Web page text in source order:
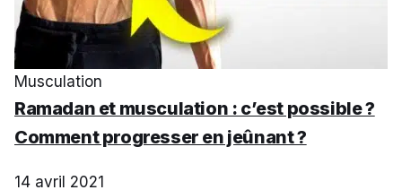
Musculation
Ramadan et musculation : c’est possible ?
Comment progresser en jeûnant ?
14 avril 2021